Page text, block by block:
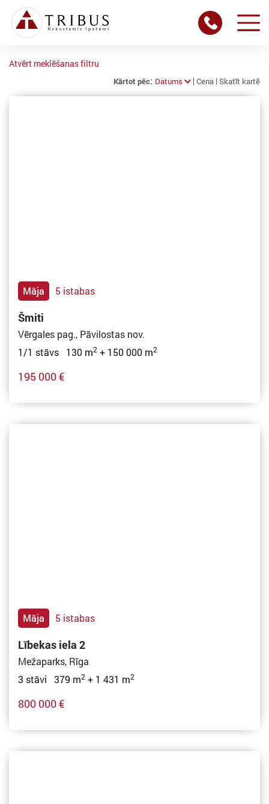
Atvērt meklēšanas filtru
Kārtot pēc: Datums Cena Skatīt kartē
Māja 5 istabas
Šmiti
Vērgales pag., Pāvilostas nov.
1/1 stāvs 130 m2 + 150 000 m2
195 000 €
Māja 5 istabas
Lībekas iela 2
Mežaparks, Rīga
3 stāvi 379 m2 + 1 431 m2
800 000 €